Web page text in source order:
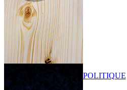
POLITIQUE